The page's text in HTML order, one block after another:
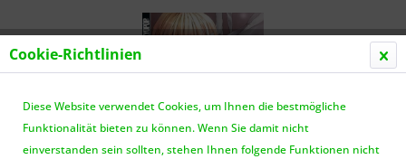
Cookie-Richtlinien
Diese Website verwendet Cookies, um Ihnen die bestmögliche
Funktionalität bieten zu können. Wenn Sie damit nicht
einverstanden sein sollten, stehen Ihnen folgende Funktionen nicht